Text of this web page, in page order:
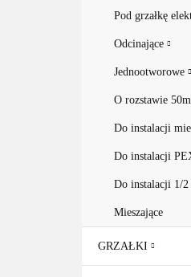
Pod grzałkę
Odcinające
Jednootworowe
O rozstawie
Do instalacji
Do instalacji
Do instalacji 1/2
Mieszające
GRZAŁKI